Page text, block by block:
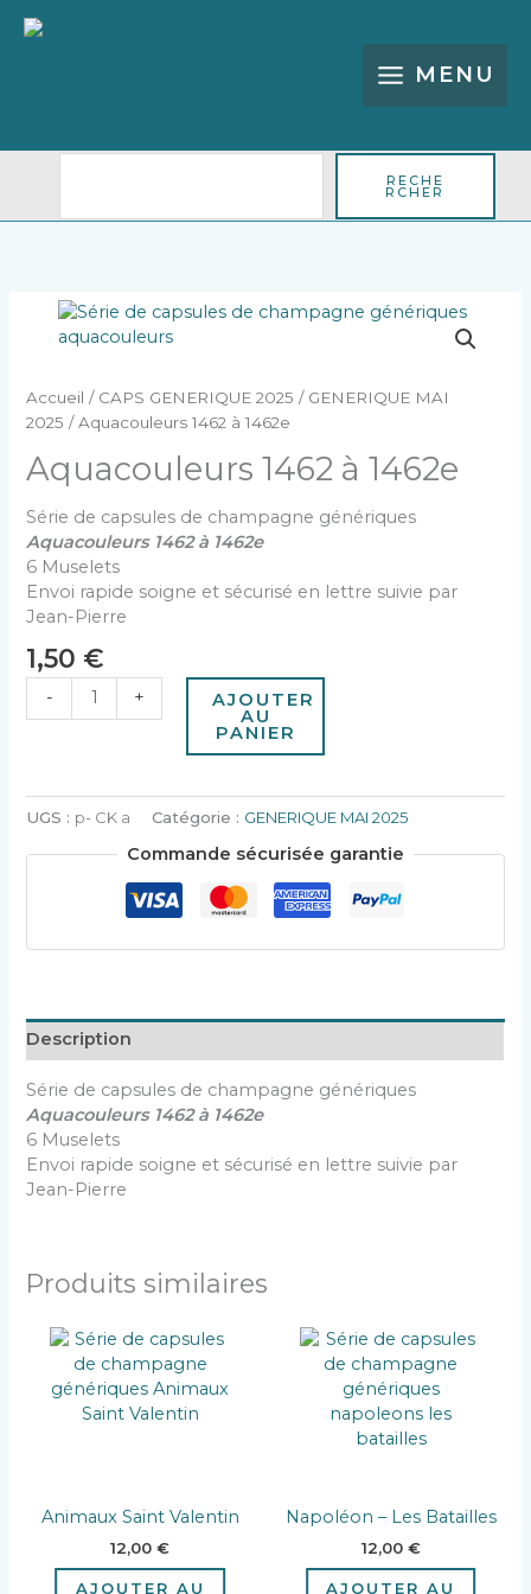
MENU
RECHE
RCHER
Accueil / CAPS GENERIQUE 2025 / GENERIQUE MAI
2025 / Aquacouleurs 1462 à 1462e
Aquacouleurs 1462 à 1462e
Série de capsules de champagne génériques
Aquacouleurs 1462 à 1462e
6 Muselets
Envoi rapide soigne et sécurisé en lettre suivie par
Jean-Pierre
1,50 €
-
quantité
1462e
+ AJOUTER
AU
PANIER
UGS : p- CK a Catégorie : GENERIQUE MAI 2025
Commande sécurisée garantie
Description
Série de capsules de champagne génériques
Aquacouleurs 1462 à 1462e
6 Muselets
Envoi rapide soigne et sécurisé en lettre suivie par
Jean-Pierre
Produits similaires
Animaux Saint Valentin
12,00€
AJOUTER AU
Napoléon – Les Batailles
12,00 €
AJOUTER AU